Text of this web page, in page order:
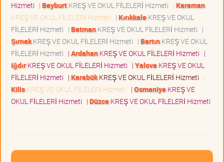
Hizmeti | BayburtKREŞ VE OKUL FİLELERİ Hizmeti | Karaman
KREŞ VE OKUL FİLELERİ Hizmeti | KırıkkaleKREŞ VE OKUL
FİLELERİ Hizmeti | BatmanKREŞ VE OKUL FİLELERİ Hizmeti |
ŞırnakKREŞ VE OKUL FİLELERİ Hizmeti | BartınKREŞ VE OKUL
FİLELERİ Hizmeti | ArdahanKREŞ VE OKUL FİLELERİ Hizmeti |
IğdırKREŞ VE OKUL FİLELERİ Hizmeti | Yalova KREŞ VE OKUL
FİLELERİ Hizmeti | KarabükKREŞ VE OKUL FİLELERİ Hizmeti |
KilisKREŞ VE OKUL FİLELERİ Hizmeti | OsmaniyeKREŞ VE
OKUL FİLELERİ Hizmeti | DüzceKREŞ VE OKUL FİLELERİ Hizmeti